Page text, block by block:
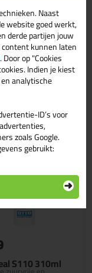
van dit
S110 310ml
Naast
website goed werkt,
derde partijen jouw
kunnen laten
. Door op "Cookies
Indien je kiest
analytische
ID’s voor
zoals Google.
gebruikt: